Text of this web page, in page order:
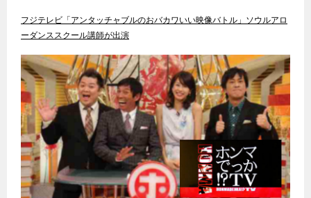
フジテレビ「アンタッチャブルのおバカワいい映像バトル」ソウルアロ
ーダンススクール講師が出演